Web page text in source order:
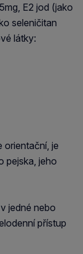
E2 jod (jako
seleničitan
látky:
orientační, je
pejska, jeho
jedné nebo
přístup